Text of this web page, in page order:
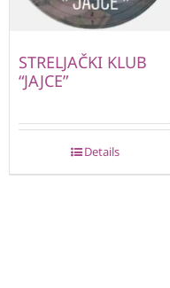
STRELJAČKI KLUB
“JAJCE”
Details